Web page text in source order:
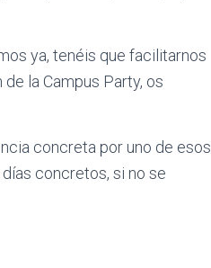
ya, tenéis que facilitarnos
la Campus Party, os
concreta por uno de esos
concretos, si no se